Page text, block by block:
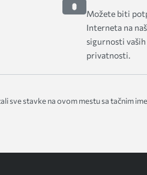
Možete biti
Interneta na
sigurnosti
privatnosti.
sve stavke na ovom mestu sa tačnim